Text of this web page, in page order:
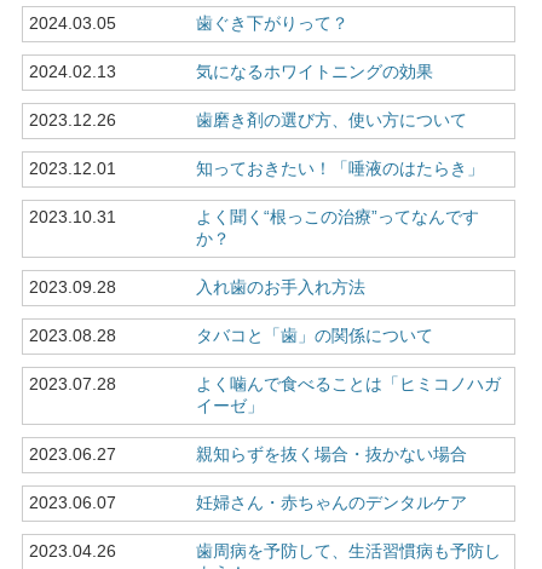
2024.03.05 歯ぐき下がりって？
2024.02.13 気になるホワイトニングの効果
2023.12.26 歯磨き剤の選び方、使い方について
2023.12.01 知っておきたい！「唾液のはたらき」
2023.10.31
よく聞く“根っこの治療”ってなんです
か？
2023.09.28 入れ歯のお手入れ方法
2023.08.28 タバコと「歯」の関係について
2023.07.28
よく噛んで食べることは「ヒミコノハガ
イーゼ」
2023.06.27 親知らずを抜く場合・抜かない場合
2023.06.07 妊婦さん・赤ちゃんのデンタルケア
2023.04.26
歯周病を予防して、生活習慣病も予防し